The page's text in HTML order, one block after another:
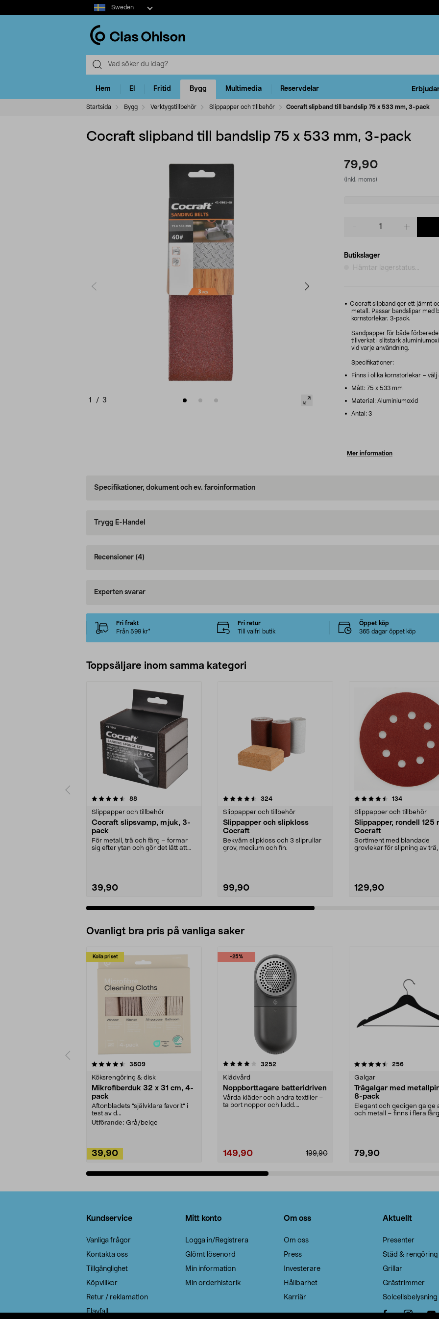
Select
market
Sweden
Hem El Fritid Bygg Multimedia Reservdelar
Startsida Bygg Verktygstillbehör Slippapper och tillbehör Cocraft slipband till bandslip 75 x 533 mm, 3-pack
Cocraft slipband till bandslip 75 x 533 mm, 3-pack
1 / 3
79,90
(inkl. moms)
Butikslager
Hämtar lagerstatus...
Cocraft slipband ger ett jämnt
metall. Passar bandslipar med
kornstorlekar. 3-pack.
Sandpapper för både
tillverkat i slitstark
vid varje användning.
Specifikationer:
Finns i olika kornstorlekar –
Mått: 75 x 533 mm
Material: Aluminiumoxid
Antal: 3
Mer information
Specifikationer, dokument och ev. faroinformation
Trygg E-Handel
Recensioner (4)
Experten svarar
Fri frakt
Från 599 kr*
Fri retur
Till valfri butik
Öppet köp
365 dagar öppet köp
Toppsäljare inom samma kategori
88recensioner
Slippapper och tillbehör
Cocraft slipsvamp, mjuk, 3-
pack
För metall, trä och färg – formar
sig efter ytan och gör det lätt att
39,90
4.5 av 5 stjärnor 324recensioner
Slippapper och tillbehör
Slippapper och slipkloss
Cocraft
Bekväm slipkloss och 3 sliprullar
grov, medium och fin.
99,90
4.5 av 5 stjärnor 134recensioner
Slippapper och tillbehör
Slippapper, rondell 125
Cocraft
Sortiment med blandade
grovlekar för slipning av
129,90
4.5 av 5 stjärnor
Ovanligt bra pris på vanliga saker
Kolla priset
3809recensioner
Köksrengöring & disk
Mikrofiberduk 32 x 31 cm, 4-
pack
Aftonbladets "självklara favorit” i
test av d...
Utförande: Grå/beige
39,90
-25%
4.0av 5 stjärnor 3252
Klädvård
Noppborttagare batteridriven
Vårda kläder och andra textilier –
ta bort noppor och ludd.
199,90
149,90
4.5av 5 stjärnor 256recensioner
Galgar
Trägalgar med
8-pack
Elegant och gedigen galge
och metall – finns i flera
79,90
4.0av 5 stjärnor
Kundservice
Vanliga frågor
Kontakta oss
Tillgänglighet
Köpvillkor
Retur / reklamation
Elavfall
Mitt konto
Logga in/Registrera
Glömt lösenord
Min information
Min orderhistorik
Om oss
Om oss
Press
Investerare
Hållbarhet
Karriär
Aktuellt
Presenter
Städ & rengöring
Grillar
Grästrimmer
Solcellsbelysning